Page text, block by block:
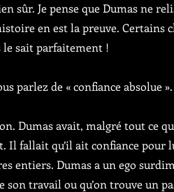
sûr. Je pense que Dumas ne
en est la preuve. Certains
le sait parfaitement !
parlez de « confiance absolue
Dumas avait, malgré tout ce
Il fallait qu’il ait confiance
entiers. Dumas a un ego
son travail ou qu’on trouve un